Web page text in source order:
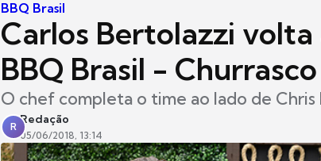
BBQ Brasil
Carlos Bertolazzi
BBQ Brasil -
O chef completa o time ao lado de Chris
R
Redação
05/06/2018, 13:14